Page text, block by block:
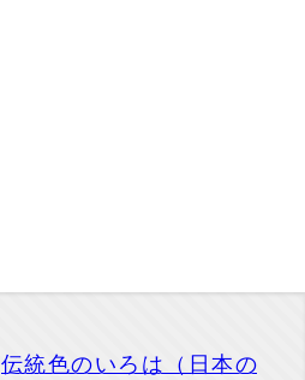
伝統色のいろは（日本の